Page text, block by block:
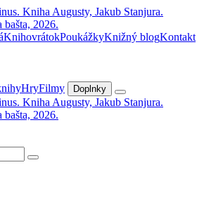
KnihovrátokPoukážkyKnižný blogKontakt
HryFilmy Doplnky